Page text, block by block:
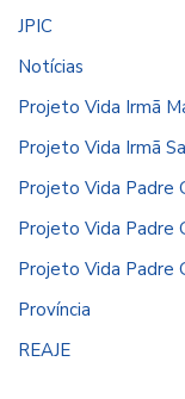
JPIC
Notícias
Projeto Vida Irmã
Projeto Vida Irmã
Projeto Vida Padre
Projeto Vida Padre
Projeto Vida Padre
Província
REAJE